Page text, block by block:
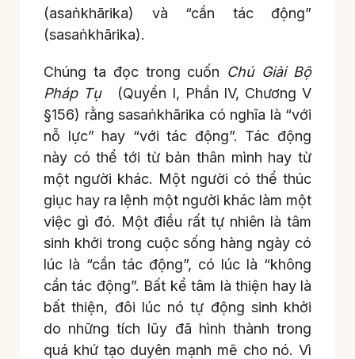
(asaṅkhārika) và “cần tác động”
(sasaṅkhārika).
Chúng ta đọc trong cuốn Chú Giải Bộ
Pháp Tụ
(Quyển I, Phần IV, Chương V
§156) rằng sasaṅkhārika có nghĩa là “với
nỗ lực” hay “với tác động”. Tác động
này có thể tới từ bản thân mình hay từ
một người khác. Một người có thể thúc
giục hay ra lệnh một người khác làm một
việc gì đó. Một điều rất tự nhiên là tâm
sinh khởi trong cuộc sống hàng ngày có
lúc là “cần tác động”, có lúc là “không
cần tác động”. Bất kể tâm là thiện hay là
bất thiện, đôi lúc nó tự động sinh khởi
do những tích lũy đã hình thành trong
quá khứ tạo duyên mạnh mẽ cho nó. Vì